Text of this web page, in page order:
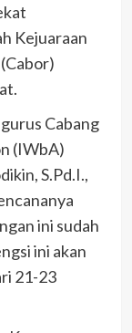
Kejuaraan
Cabang
(IWbA)
S.Pd.I.,
ini sudah
ini akan
21-23